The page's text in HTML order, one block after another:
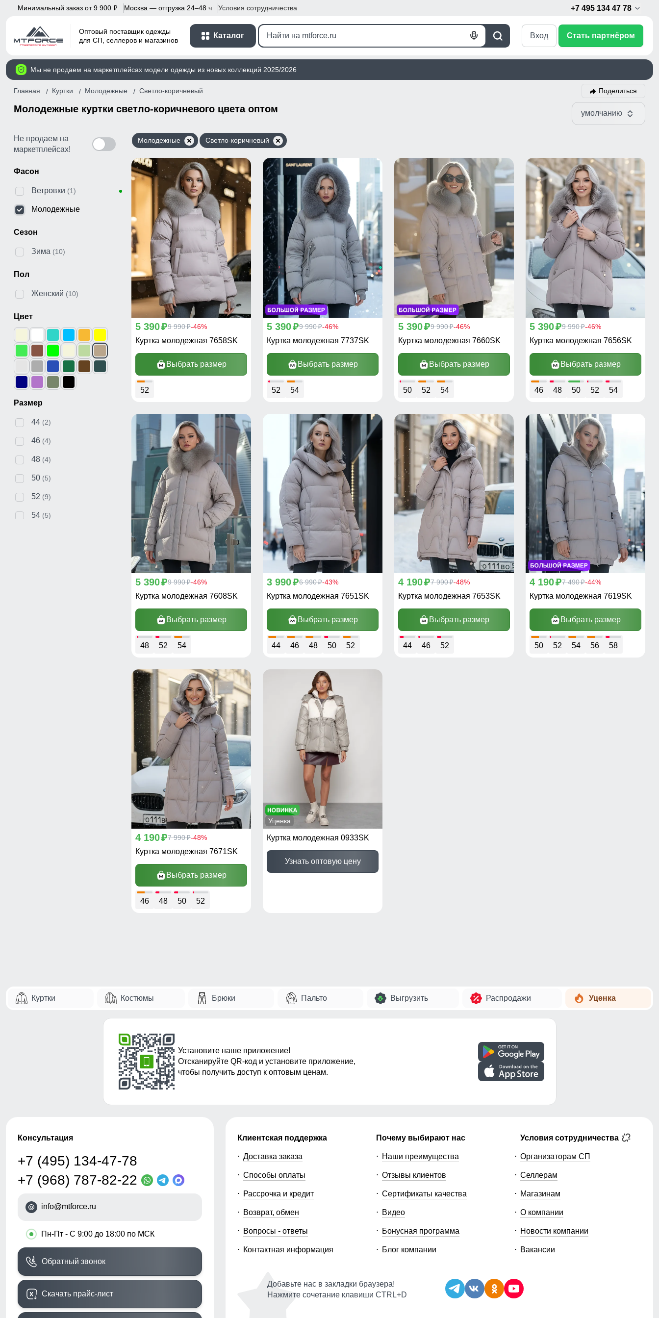
Минимальный заказ от 9 900 p Москва — отгрузка 24–48 ч Условия сотрудничества +7 495 134 47 78
Оптовый поставщик одежды
для СП, селлеров и магазинов
Каталог
Поиск
Голосовой
Вход Стать партнёром
Мы не продаем на маркетплейсах модели одежды из новых коллекций 2025/2026
Главная Куртки Молодежные Светло-коричневый Поделиться
Молодежные куртки светло-коричневого цвета оптом умолчанию
Не продаем на
маркетплейсах!
Фасон
Ветровки (1)
Молодежные
Сезон
Зима (10)
Пол
Женский (10)
Цвет
Размер
44 (2)
46 (4)
48 (4)
50 (5)
52 (9)
54 (5)
Молодежные Светло-коричневый
5 390p9 990p-46%
Куртка молодежная 7658SK
Выбрать размер
52
5 390p9 990p-46%
Куртка молодежная 7737SK
Выбрать размер
52 54
5 390p9 990p-46%
Куртка молодежная 7660SK
Выбрать размер
50 52 54
5 390p9 990p-46%
Куртка молодежная 7656SK
Выбрать размер
46 48 50 52 54
5 390p9 990p-46%
Куртка молодежная 7608SK
Выбрать размер
48 52 54
3 990p6 990p-43%
Куртка молодежная 7651SK
Выбрать размер
44 46 48 50 52
4 190p7 990p-48%
Куртка молодежная 7653SK
Выбрать размер
44 46 52
4 190p7 490p-44%
Куртка молодежная 7619SK
Выбрать размер
50 52 54 56 58
4 190p7 990p-48%
Куртка молодежная 7671SK
Выбрать размер
46 48 50 52
Уценка
Куртка молодежная 0933SK
Узнать оптовую цену
Куртки Костюмы Брюки Пальто Выгрузить Распродажи Уценка
Установите наше приложение!
Отсканируйте QR-код и установите приложение,
чтобы получить доступ к оптовым ценам.
Консультация
+7 (495) 134-47-78
+7 (968) 787-82-22
info@mtforce.ru
• Пн-Пт - С 9:00 до 18:00 по МСК
Обратный звонок
Скачать прайс-лист
Клиентская поддержка
Доставка заказа
Способы оплаты
Рассрочка и кредит
Возврат, обмен
Вопросы - ответы
Контактная информация
Почему выбирают нас
Наши преимущества
Отзывы клиентов
Сертификаты качества
Видео
Бонусная программа
Блог компании
Условия сотрудничества
Организаторам СП
Селлерам
Магазинам
О компании
Новости компании
Вакансии
Добавьте нас в закладки браузера!
Нажмите сочетание клавиши CTRL+D